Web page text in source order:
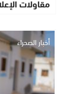
مقاولات
أخبار الصحراء